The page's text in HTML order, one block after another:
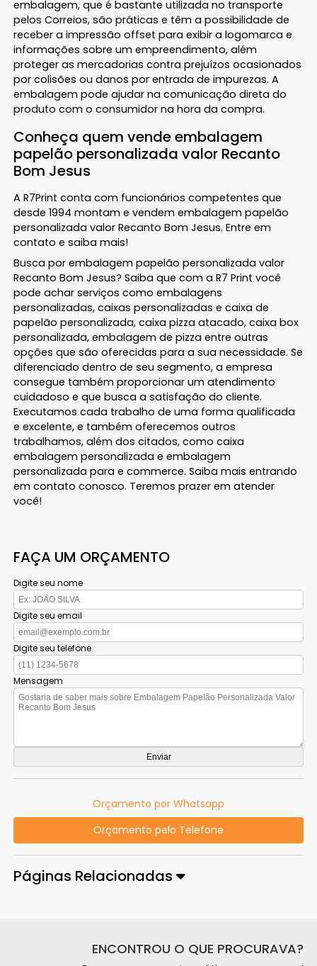
embalagem, que é bastante utilizada no transporte
pelos Correios, são práticas e têm a possibilidade de
receber a impressão offset para exibir a logomarca e
informações sobre um empreendimento, além
proteger as mercadorias contra prejuízos ocasionados
por colisões ou danos por entrada de impurezas. A
embalagem pode ajudar na comunicação direta do
produto com o consumidor na hora da compra.
Conheça quem vende embalagem
papelão personalizada valor Recanto
Bom Jesus
A R7Print conta com funcionários competentes que
desde 1994 montam e vendem embalagem papelão
personalizada valor Recanto Bom Jesus. Entre em
contato e saiba mais!
Busca por embalagem papelão personalizada valor
Recanto Bom Jesus? Saiba que com a R7 Print você
pode achar serviços como embalagens
personalizadas, caixas personalizadas e caixa de
papelão personalizada, caixa pizza atacado, caixa box
personalizada, embalagem de pizza entre outras
opções que são oferecidas para a sua necessidade. Se
diferenciado dentro de seu segmento, a empresa
consegue também proporcionar um atendimento
cuidadoso e que busca a satisfação do cliente.
Executamos cada trabalho de uma forma qualificada
e excelente, e também oferecemos outros
trabalhamos, além dos citados, como caixa
embalagem personalizada e embalagem
personalizada para e commerce. Saiba mais entrando
em contato conosco. Teremos prazer em atender
você!
FAÇA UM ORÇAMENTO
Digite seu nome
Digite seu email
Digite seu telefone
Mensagem
Orçamento por Whatsapp
Orçamento pelo Telefone
Páginas Relacionadas
ENCONTROU O QUE PROCURAVA?